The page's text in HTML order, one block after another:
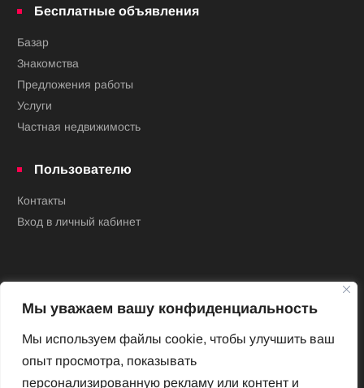
Мы уважаем вашу конфиденциальность
Мы используем файлы cookie, чтобы улучшить ваш
опыт просмотра, показывать
персонализированную рекламу или контент и
Бесплатные объявления
Базар
Знакомства
Предложения работы
Услуги
Частная недвижимость
Пользователю
Контакты
Вход в личный кабинет
Новый Венский журнал